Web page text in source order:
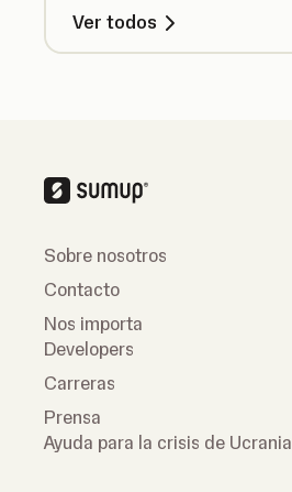
Ver todos
Sobre nosotros
Contacto
Nos importa
Developers
Carreras
Prensa
Ayuda para la crisis de Ucrania